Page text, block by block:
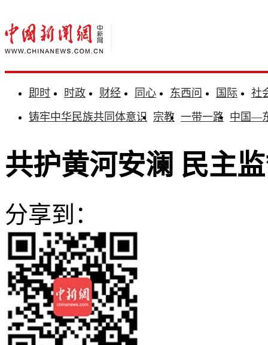
即时 时政 财经 同心 东西问 国际
社
铸牢中华民族共同体意识 宗教 一带一路 中国—
共护黄河安澜 民主
分享到：